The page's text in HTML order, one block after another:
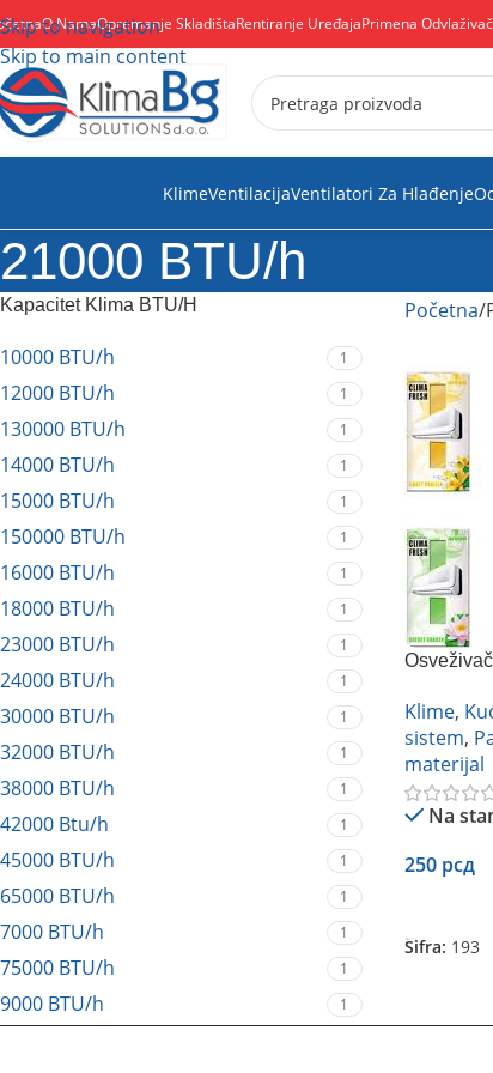
Skip to navigation
Skip to main content
O NamaOpremanje SkladištaRentiranje UređajaPrimena
KlimeVentilacijaVentilatori Za Hlađenje
21000 BTU/h
Kapacitet Klima BTU/H
10000 BTU/h 1
12000 BTU/h 1
130000 BTU/h 1
14000 BTU/h 1
15000 BTU/h 1
150000 BTU/h 1
16000 BTU/h 1
18000 BTU/h 1
23000 BTU/h 1
24000 BTU/h 1
30000 BTU/h 1
32000 BTU/h 1
38000 BTU/h 1
42000 Btu/h 1
45000 BTU/h 1
65000 BTU/h 1
7000 BTU/h 1
75000 BTU/h 1
9000 BTU/h 1
Početna
Klime,
sistem,
materijal
Na
250 рсд
Šifra: 193